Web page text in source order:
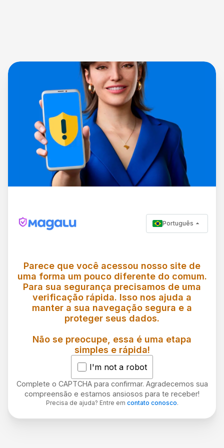
Português
Parece que você acessou nosso site de
uma forma um pouco diferente do comum.
Para sua segurança precisamos de uma
verificação rápida. Isso nos ajuda a
manter a sua navegação segura e a
proteger seus dados.
Não se preocupe, essa é uma etapa
simples e rápida!
I'm not a robot
Complete o CAPTCHA para confirmar. Agradecemos sua
compreensão e estamos ansiosos para te receber!
Precisa de ajuda? Entre em contato conosco.